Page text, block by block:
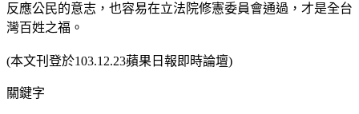
反應公民的意志，也容易在立法院修憲委員會通過，才是全台
灣百姓之福。
(本文刊登於103.12.23蘋果日報即時論壇)
關鍵字